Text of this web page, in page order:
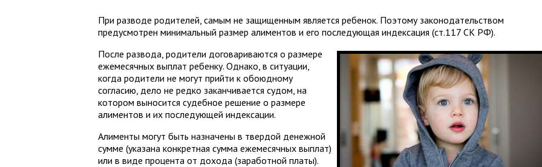
При разводе родителей, самым не защищенным является ребенок. Поэтому законодательством
предусмотрен минимальный размер алиментов и его последующая индексация (ст.117 СК РФ).
После развода, родители договариваются о размере
ежемесячных выплат ребенку. Однако, в ситуации,
когда родители не могут прийти к обоюдному
согласию, дело не редко заканчивается судом, на
котором выносится судебное решение о размере
алиментов и их последующей индексации.
Алименты могут быть назначены в твердой денежной
сумме (указана конкретная сумма ежемесячных выплат)
или в виде процента от дохода (заработной платы).